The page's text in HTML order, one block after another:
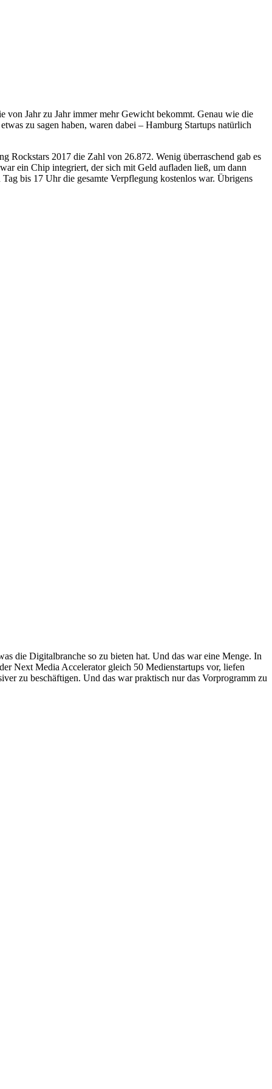
von Jahr zu Jahr immer mehr Gewicht bekommt. Genau wie die
zu sagen haben, waren dabei – Hamburg Startups natürlich
Rockstars 2017 die Zahl von 26.872. Wenig überraschend gab es
ein Chip integriert, der sich mit Geld aufladen ließ, um dann
bis 17 Uhr die gesamte Verpflegung kostenlos war. Übrigens
die Digitalbranche so zu bieten hat. Und das war eine Menge. In
Next Media Accelerator gleich 50 Medienstartups vor, liefen
zu beschäftigen. Und das war praktisch nur das Vorprogramm zu